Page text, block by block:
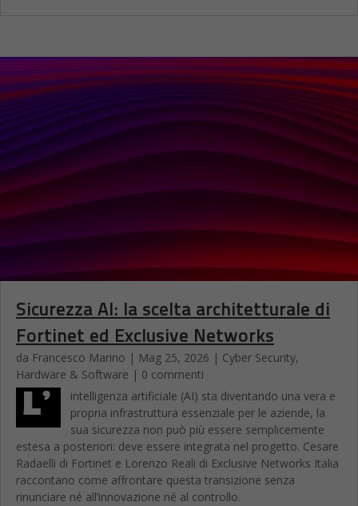
Sicurezza AI: la scelta architetturale di
Fortinet ed Exclusive Networks
da Francesco Marino | Mag 25, 2026 | Cyber Security,
Hardware & Software | 0 commenti
L’
intelligenza artificiale (AI) sta diventando una vera e
propria infrastruttura essenziale per le aziende, la
sua sicurezza non può più essere semplicemente
estesa a posteriori: deve essere integrata nel progetto. Cesare
Radaelli di Fortinet e Lorenzo Reali di Exclusive Networks Italia
raccontano come affrontare questa transizione senza
rinunciare né all’innovazione né al controllo.